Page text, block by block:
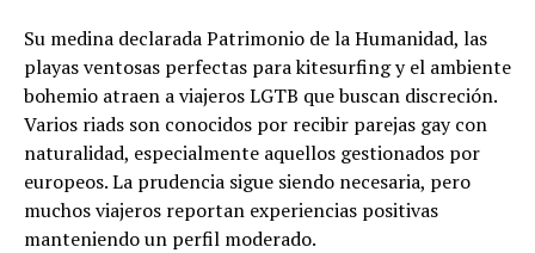
Su medina declarada Patrimonio de la Humanidad, las
playas ventosas perfectas para kitesurfing y el ambiente
bohemio atraen a viajeros LGTB que buscan discreción.
Varios riads son conocidos por recibir parejas gay con
naturalidad, especialmente aquellos gestionados por
europeos. La prudencia sigue siendo necesaria, pero
muchos viajeros reportan experiencias positivas
manteniendo un perfil moderado.